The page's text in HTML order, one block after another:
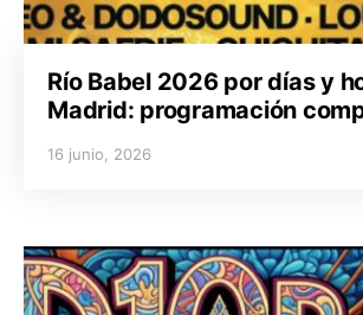
Río Babel 2026 por días y
Madrid: programación
Posted on
16 junio, 2026